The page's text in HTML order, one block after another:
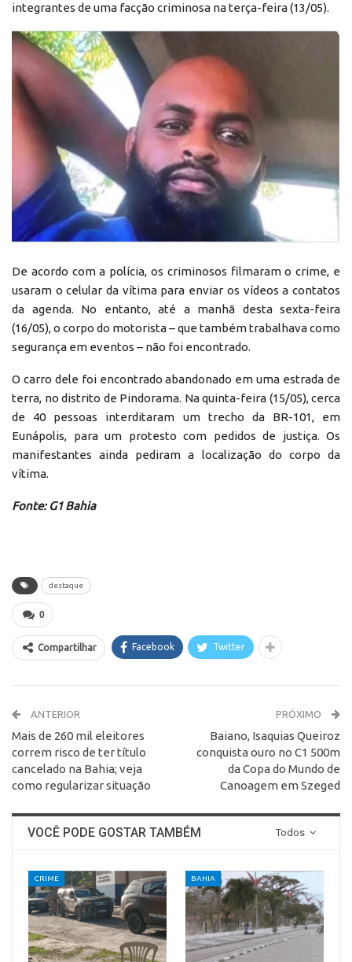
integrantes de uma facção criminosa na terça-feira (13/05).
De acordo com a polícia, os criminosos filmaram o crime, e
usaram o celular da vítima para enviar os vídeos a contatos
da agenda. No entanto, até a manhã desta sexta-feira
(16/05), o corpo do motorista – que também trabalhava como
segurança em eventos – não foi encontrado.
O carro dele foi encontrado abandonado em uma estrada de
terra, no distrito de Pindorama. Na quinta-feira (15/05), cerca
de 40 pessoas interditaram um trecho da BR-101, em
Eunápolis, para um protesto com pedidos de justiça. Os
manifestantes ainda pediram a localização do corpo da
vítima.
Fonte: G1 Bahia
destaque
0
Compartilhar Facebook Twitter
ANTERIOR
Mais de 260 mil eleitores
correm risco de ter título
cancelado na Bahia; veja
como regularizar situação
PRÓXIMO
Baiano, Isaquias Queiroz
conquista ouro no C1 500m
da Copa do Mundo de
Canoagem em Szeged
Todos
VOCÊ PODE GOSTAR TAMBÉM
CRIME BAHIA